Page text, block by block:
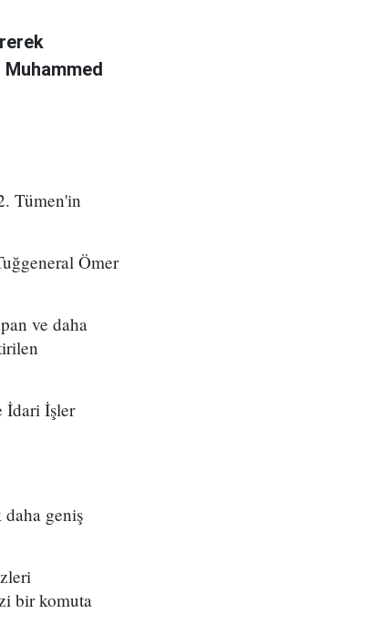
Muhammed
Tümen'in
Ömer
ve daha
İdari İşler
geniş
bir komuta